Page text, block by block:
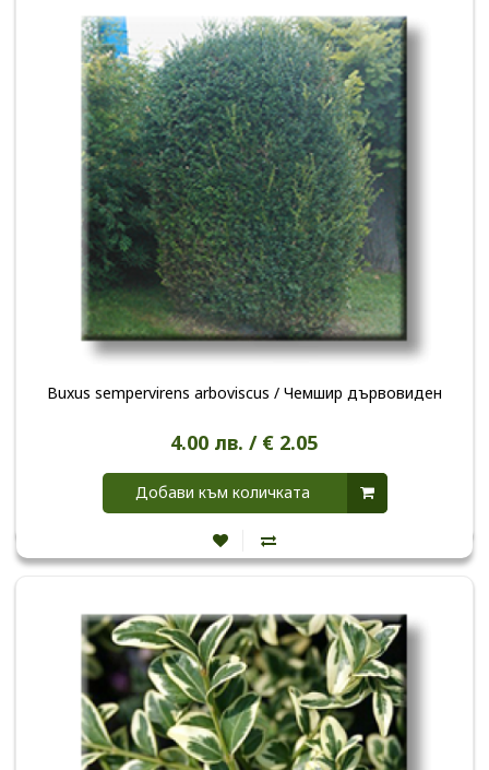
Buxus sempervirens arboviscus / Чемшир дървовиден
4.00 лв. / € 2.05
Добави към количката